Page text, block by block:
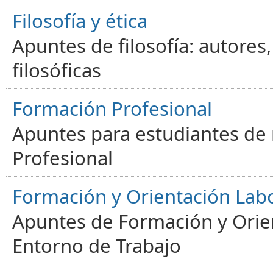
Filosofía y ética
Apuntes de filosofía:
filosóficas
Formación Profesional
Apuntes para estudiantes
Profesional
Formación y Orientación
Apuntes de Formación y
Entorno de Trabajo